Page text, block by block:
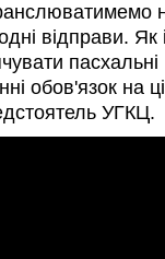
відправи.
обов'язок на
УГКЦ.